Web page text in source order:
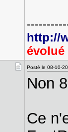
http://
évolué
Posté le 08-10-
Non
Ce